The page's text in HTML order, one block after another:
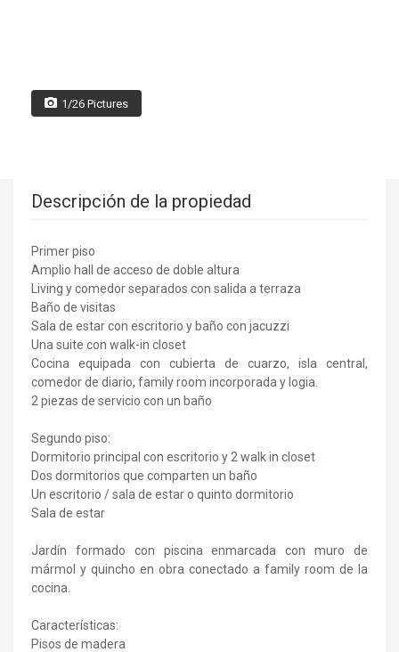
1/26 Pictures
Descripción de la propiedad
Primer piso
Amplio hall de acceso de doble altura
Living y comedor separados con salida a terraza
Baño de visitas
Sala de estar con escritorio y baño con jacuzzi
Una suite con walk-in closet
Cocina equipada con cubierta de cuarzo, isla central,
comedor de diario, family room incorporada y logia.
2 piezas de servicio con un baño
Segundo piso:
Dormitorio principal con escritorio y 2 walk in closet
Dos dormitorios que comparten un baño
Un escritorio / sala de estar o quinto dormitorio
Sala de estar
Jardín formado con piscina enmarcada con muro de
mármol y quincho en obra conectado a family room de la
cocina.
Características:
Pisos de madera